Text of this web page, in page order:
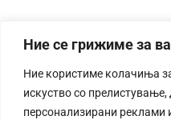
Ние се грижиме за
Ние користиме колачиња
искуство со
персонализирани реклами